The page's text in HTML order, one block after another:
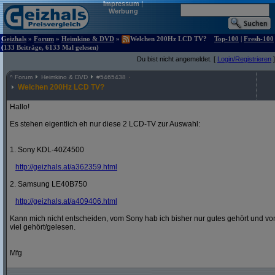
Impressum|
Werbung
Geizhals » Forum » Heimkino & DVD »
Welchen 200Hz LCD TV?
(133 Beiträge, 6133 Mal gelesen)
Top-100 | Fresh-100
Du bist nicht angemeldet. [ Login/Registrieren ]
^ Forum Heimkino & DVD #5465438
Welchen 200Hz LCD TV?
Hallo!
Es stehen eigentlich eh nur diese 2 LCD-TV zur Auswahl:
1. Sony KDL-40Z4500
http://geizhals.at/a362359.html
2. Samsung LE40B750
http://geizhals.at/a409406.html
Kann mich nicht entscheiden, vom Sony hab ich bisher nur gutes gehört und
viel gehört/gelesen.
Mfg